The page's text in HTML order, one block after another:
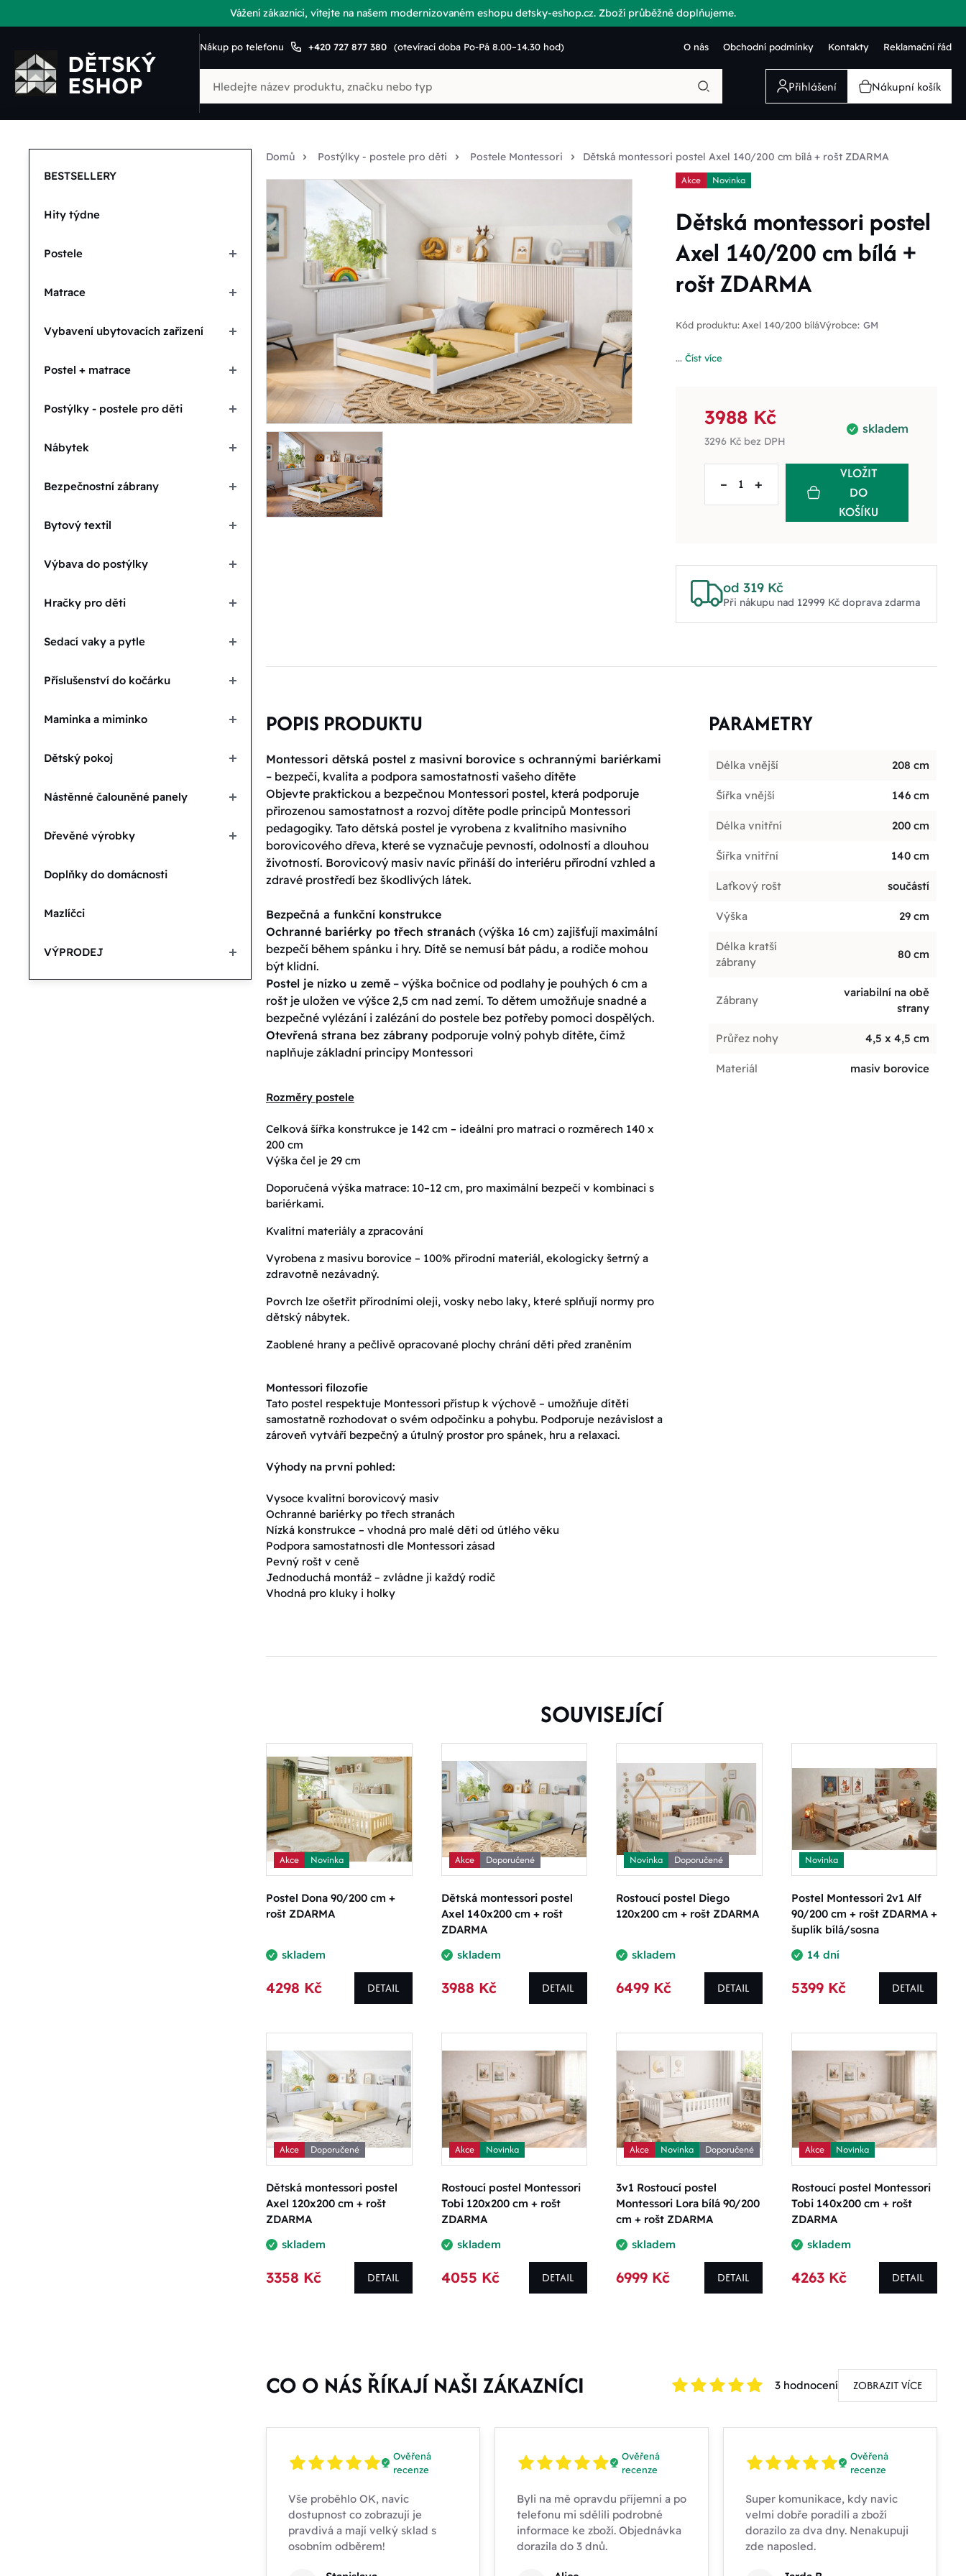
Vážení zákazníci, vítejte na našem modernizovaném eshopu detsky-eshop.cz. Zboží průběžně doplňujeme.
Nákup po telefonu +420 727 877 380 (otevírací doba Po-Pá 8.00–14.30 hod) O nás Obchodní podmínky Kontakty Reklamační řád
Přihlášení Nákupní košík
BESTSELLERY
Hity týdne
Postele
Matrace
Vybavení ubytovacích zařízení
Postel + matrace
Postýlky - postele pro děti
Nábytek
Bezpečnostní zábrany
Bytový textil
Výbava do postýlky
Hračky pro děti
Sedací vaky a pytle
Příslušenství do kočárku
Maminka a miminko
Dětský pokoj
Nástěnné čalouněné panely
Dřevěné výrobky
Doplňky do domácnosti
Mazlíčci
VÝPRODEJ
Domů Postýlky - postele pro děti Postele Montessori Dětská montessori postel Axel 140/200 cm bílá + rošt ZDARMA
Akce Novinka
Dětská montessori postel
Axel 140/200 cm bílá +
rošt ZDARMA
Kód produktu: Axel 140/200 bíláVýrobce: GM
... Číst více
skladem
3988 Kč
3296 Kčbez DPH
– +
VLOŽIT
DO
KOŠÍKU
od 319 Kč
Při nákupu nad 12999 Kč doprava zdarma
POPIS PRODUKTU
Montessori dětská postel z masivní borovice s ochrannými bariérkami
– bezpečí, kvalita a podpora samostatnosti vašeho dítěte
Objevte praktickou a bezpečnou Montessori postel, která podporuje
přirozenou samostatnost a rozvoj dítěte podle principů Montessori
pedagogiky. Tato dětská postel je vyrobena z kvalitního masivního
borovicového dřeva, které se vyznačuje pevností, odolností a dlouhou
životností. Borovicový masiv navíc přináší do interiéru přírodní vzhled a
zdravé prostředí bez škodlivých látek.
Bezpečná a funkční konstrukce
Ochranné bariérky po třech stranách (výška 16 cm) zajišťují maximální
bezpečí během spánku i hry. Dítě se nemusí bát pádu, a rodiče mohou
být klidní.
Postel je nízko u země – výška bočnice od podlahy je pouhých 6 cm a
rošt je uložen ve výšce 2,5 cm nad zemí. To dětem umožňuje snadné a
bezpečné vylézání i zalézání do postele bez potřeby pomoci dospělých.
Otevřená strana bez zábrany podporuje volný pohyb dítěte, čímž
naplňuje základní principy Montessori
Rozměry postele
Celková šířka konstrukce je 142 cm – ideální pro matraci o rozměrech 140 x
200 cm
Výška čel je 29 cm
Doporučená výška matrace: 10–12 cm, pro maximální bezpečí v kombinaci s
bariérkami.
Kvalitní materiály a zpracování
Vyrobena z masivu borovice – 100% přírodní materiál, ekologicky šetrný a
zdravotně nezávadný.
Povrch lze ošetřit přírodními oleji, vosky nebo laky, které splňují normy pro
dětský nábytek.
Zaoblené hrany a pečlivě opracované plochy chrání děti před zraněním
Montessori filozofie
Tato postel respektuje Montessori přístup k výchově – umožňuje dítěti
samostatně rozhodovat o svém odpočinku a pohybu. Podporuje nezávislost a
zároveň vytváří bezpečný a útulný prostor pro spánek, hru a relaxaci.
Výhody na první pohled:
Vysoce kvalitní borovicový masiv
Ochranné bariérky po třech stranách
Nízká konstrukce – vhodná pro malé děti od útlého věku
Podpora samostatnosti dle Montessori zásad
Pevný rošt v ceně
Jednoduchá montáž – zvládne ji každý rodič
Vhodná pro kluky i holky
PARAMETRY
Délka vnější 208 cm
Šířka vnější 146 cm
Délka vnitřní 200 cm
Šířka vnitřní 140 cm
Laťkový rošt součástí
Výška 29 cm
Délka kratší
zábrany
80 cm
Zábrany
variabilní na obě
strany
Průřez nohy 4,5 x 4,5 cm
Materiál masiv borovice
SOUVISEJÍCÍ
Akce Novinka
Postel Dona 90/200 cm +
rošt ZDARMA
skladem
4298 Kč DETAIL
Akce Doporučené
Dětská montessori postel
Axel 140x200 cm + rošt
ZDARMA
skladem
3988 Kč DETAIL
Novinka Doporučené
Rostoucí postel Diego
120x200 cm + rošt ZDARMA
skladem
6499 Kč DETAIL
Novinka
Postel Montessori 2v1 Alf
90/200 cm + rošt ZDARMA +
šuplík bílá/sosna
14 dní
5399 Kč DETAIL
Akce Doporučené
Dětská montessori postel
Axel 120x200 cm + rošt
ZDARMA
skladem
3358 Kč DETAIL
Akce Novinka
Rostoucí postel Montessori
Tobi 120x200 cm + rošt
ZDARMA
skladem
4055 Kč DETAIL
Akce Novinka Doporučené
3v1 Rostoucí postel
Montessori Lora bílá 90/200
cm + rošt ZDARMA
skladem
6999 Kč DETAIL
Akce Novinka
Rostoucí postel Montessori
Tobi 140x200 cm + rošt
ZDARMA
skladem
4263 Kč DETAIL
CO O NÁS ŘÍKAJÍ NAŠI ZÁKAZNÍCI 3 hodnocení ZOBRAZIT VÍCE
Ověřená
recenze
Vše proběhlo OK, navíc
dostupnost co zobrazují je
pravdivá a mají velký sklad s
osobním odběrem!
Ověřená
recenze
Byli na mě opravdu příjemní a po
telefonu mi sdělili podrobné
informace ke zboží. Objednávka
dorazila do 3 dnů.
Ověřená
recenze
Super komunikace, kdy navíc
velmi dobře poradili a zboží
dorazilo za dva dny. Nenakupuji
zde naposled.